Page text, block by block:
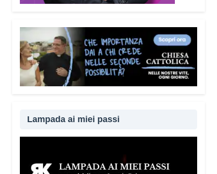
Lampada ai miei passi